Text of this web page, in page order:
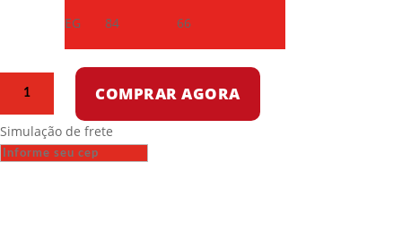
EG
84 66
-
Movimento
COMPRAR AGORA
Simulação de frete